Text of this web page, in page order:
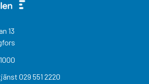
13
029 551 2220